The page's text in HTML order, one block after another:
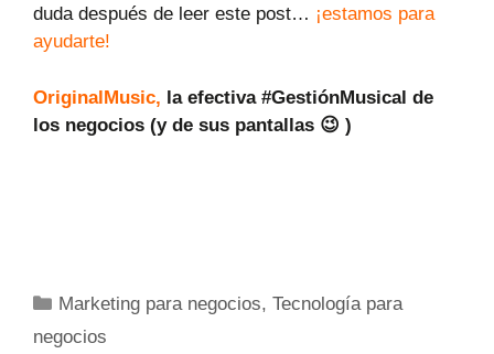
duda después de leer este post… ¡estamos para
ayudarte!
OriginalMusic, la efectiva #GestiónMusical de
los negocios (y de sus pantallas 😉 )
Marketing para negocios,Tecnología para
negocios